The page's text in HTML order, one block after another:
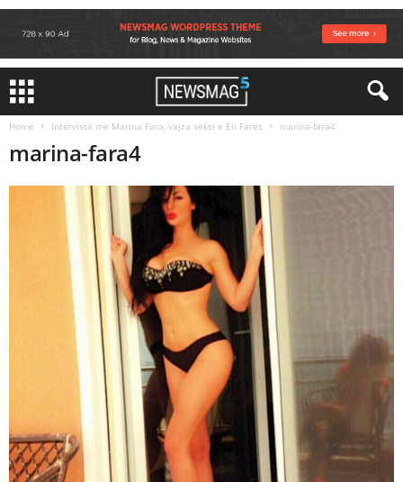
Home Interviste me Marina Fara, vajza seksi e Eli Fares marina-fara4
marina-fara4